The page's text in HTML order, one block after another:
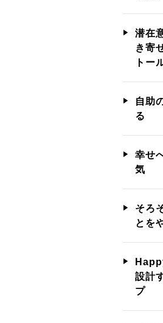
潜在
き寄
トー
自助
る
幸せ
気
そろ
とを
設計
プ